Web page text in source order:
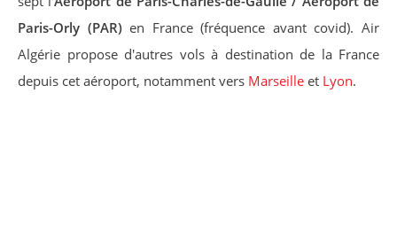
Paris-Orly (PAR)en France (fréquence avant covid). Air
Algérie propose d'autres vols à destination de la France
depuis cet aéroport, notamment vers Marseille et Lyon.